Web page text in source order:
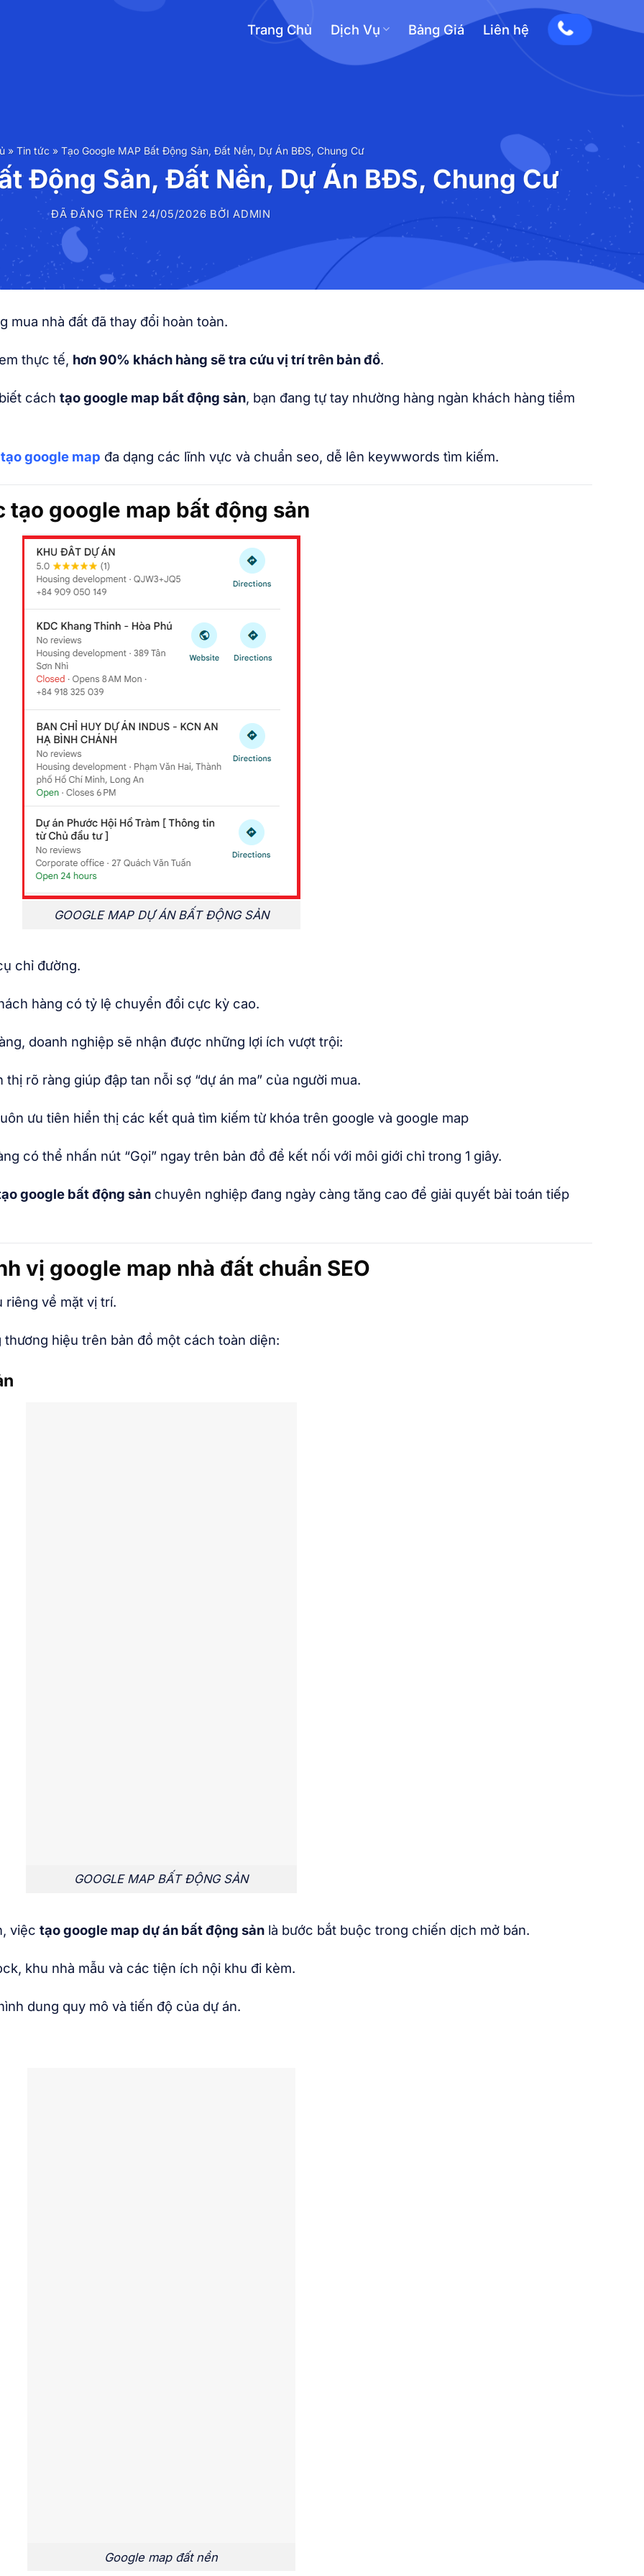
Trang Chủ Dịch Vụ Bảng Giá Liên hệ
» Tin tức » Tạo Google MAP Bất Động Sản, Đất Nền, Dự Án BĐS, Chung Cư
Động Sản, Đất Nền, Dự Án BĐS, Chung Cư
ĐÃ ĐĂNG TRÊN 24/05/2026 BỞIADMIN
mua nhà đất đã thay đổi hoàn toàn.
thực tế, hơn 90% khách hàng sẽ tra cứu vị trí trên bản đồ.
cách tạo google map bất động sản, bạn đang tự tay nhường hàng ngàn khách hàng tiềm
google map đa dạng các lĩnh vực và chuẩn seo, dễ lên keywwords tìm kiếm.
tạo google map bất động sản
GOOGLE MAP DỰ ÁN BẤT ĐỘNG SẢN
chỉ đường.
hàng có tỷ lệ chuyển đổi cực kỳ cao.
doanh nghiệp sẽ nhận được những lợi ích vượt trội:
thị rõ ràng giúp đập tan nỗi sợ “dự án ma” của người mua.
ưu tiên hiển thị các kết quả tìm kiếm từ khóa trên google và google map
có thể nhấn nút “Gọi” ngay trên bản đồ để kết nối với môi giới chỉ trong 1 giây.
google bất động sản chuyên nghiệp đang ngày càng tăng cao để giải quyết bài toán tiếp
vị google map nhà đất chuẩn SEO
riêng về mặt vị trí.
hiệu trên bản đồ một cách toàn diện:
GOOGLE MAP BẤT ĐỘNG SẢN
việc tạo google map dự án bất động sản là bước bắt buộc trong chiến dịch mở bán.
khu nhà mẫu và các tiện ích nội khu đi kèm.
dung quy mô và tiến độ của dự án.
Google map đất nền